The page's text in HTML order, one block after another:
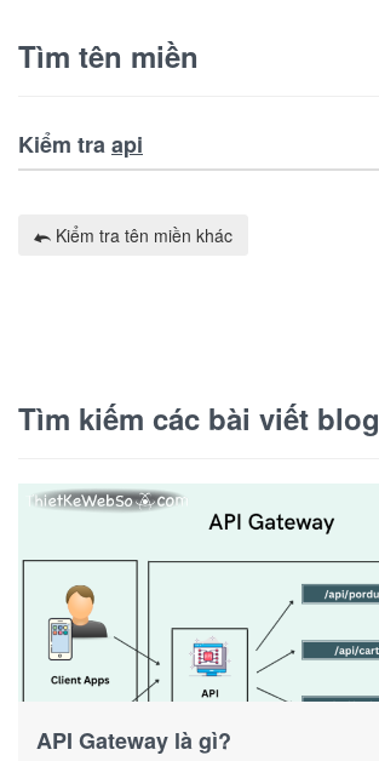
Tìm tên miền
Kiểm traapi
Kiểm tra tên miền khác
Tìm kiếm các bài viết blog
API Gateway là gì?